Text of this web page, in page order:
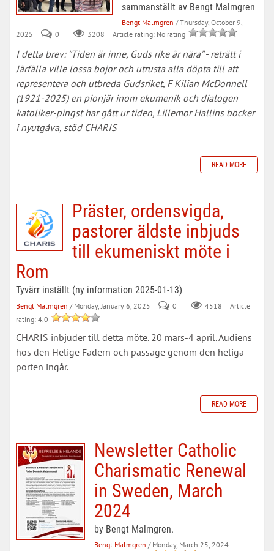
sammanställt av Bengt Malmgren
Bengt Malmgren / Thursday, October 9,
2025
0 3208 Article rating: No rating
I detta brev: ”Tiden är inne, Guds rike är nära” - reträtt i
Järfälla ville lossa bojor och utrusta alla döpta till att
representera och utbreda Gudsriket, F Kilian McDonnell
(1921-2025) en pionjär inom ekumenik och dialogen
katoliker-pingst har gått ur tiden, Lillemor Hallins böcker
i nyutgåva, stöd CHARIS
READ MORE
Präster, ordensvigda,
pastorer äldste inbjuds
till ekumeniskt möte i
Rom
Tyvärr inställt (ny information 2025-01-13)
Bengt Malmgren / Monday, January 6, 2025 0 4518
Article
rating: 4.0
CHARIS inbjuder till detta möte. 20 mars-4 april. Audiens
hos den Helige Fadern och passage genom den heliga
porten ingår.
READ MORE
Newsletter Catholic
Charismatic Renewal
in Sweden, March
2024
by Bengt Malmgren.
Bengt Malmgren / Monday, March 25, 2024